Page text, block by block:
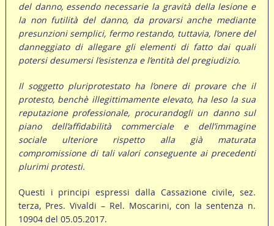
del danno, essendo necessarie la gravità della lesione e
la non futilità del danno, da provarsi anche mediante
presunzioni semplici, fermo restando, tuttavia, l’onere del
danneggiato di allegare gli elementi di fatto dai quali
potersi desumersi l’esistenza e l’entità del pregiudizio.
Il soggetto pluriprotestato ha l’onere di provare che il
protesto, benchè illegittimamente elevato, ha leso la sua
reputazione professionale, procurandogli un danno sul
piano dell’affidabilità commerciale e dell’immagine
sociale ulteriore rispetto alla già maturata
compromissione di tali valori conseguente ai precedenti
plurimi protesti.
Questi i principi espressi dalla Cassazione civile, sez.
terza, Pres. Vivaldi – Rel. Moscarini, con la sentenza n.
10904 del 05.05.2017.